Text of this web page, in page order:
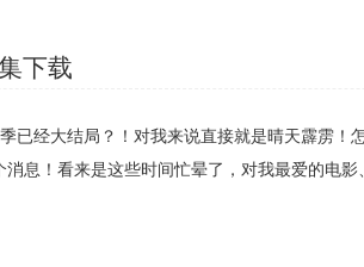
下载
已经大结局？！对我来说直接就是晴天霹雳！
息！看来是这些时间忙晕了，对我最爱的电